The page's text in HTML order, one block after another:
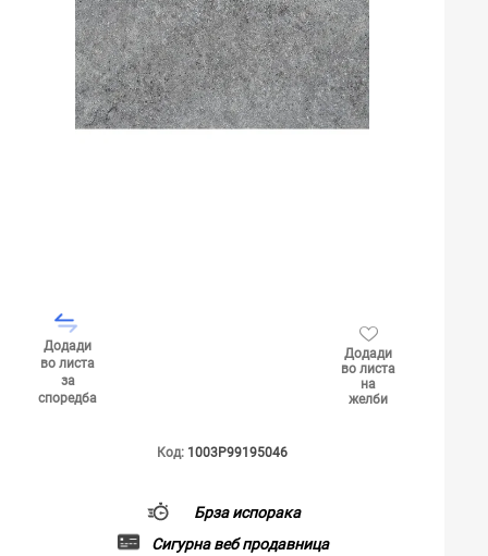
Додади
во листа
за
споредба
Додади
во листа
на
желби
Код: 1003P99195046
Брза испорака
Сигурна веб продавница